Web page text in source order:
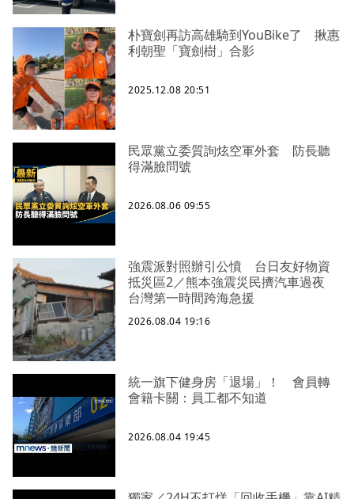
朴寶劍再訪高雄騎到YouBike了 揪惠
利朝聖「寶劍樹」合影
2025.12.08 20:51
民眾黨立委質詢炫空軍外套 防長聽
得滿臉問號
2026.08.06 09:55
強震派對照辦引公憤 台日友好物資
抵災區2／熊本強震災民擠汽車過夜
台灣第一時間跨海急援
2026.08.04 19:16
統一旗下健身房「退場」！ 會員轉
會籍卡關：員工都不知道
2026.08.04 19:45